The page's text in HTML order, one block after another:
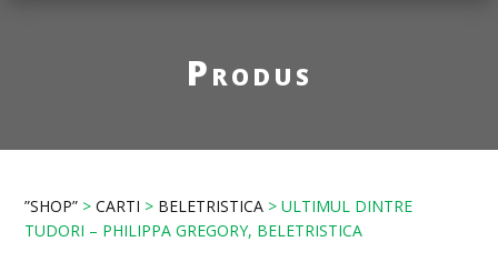
Produs
”SHOP” >CARTI > BELETRISTICA > ULTIMUL DINTRE
TUDORI – PHILIPPA GREGORY, BELETRISTICA